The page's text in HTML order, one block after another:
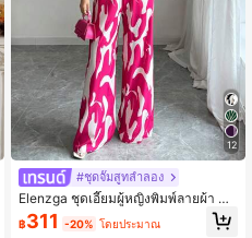
12
#ชุดจั๊มสูทลำลอง
Elenzga ชุดเอี๊ยมผู้หญิงพิมพ์ลายผ้า กำ
หนดวิสตานดีไซน์สำหรับวันหยุดและกา
รสวมใส่ในชีวิตประจำวันที่สง่างาม
฿311 -20% โดยประมาณ